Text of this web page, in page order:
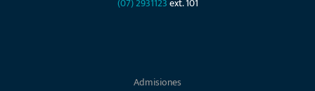
(07) 2931123ext. 101
Admisiones